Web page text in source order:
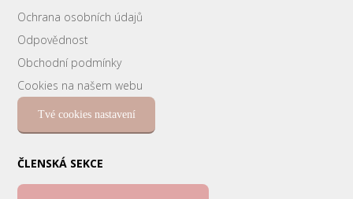
Ochrana osobních údajů
Odpovědnost
Obchodní podmínky
Cookies na našem webu
Tvé cookies nastavení
ČLENSKÁ SEKCE